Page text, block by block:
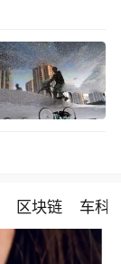
区块链 车科